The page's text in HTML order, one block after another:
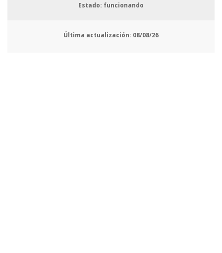
Estado: funcionando
Última actualización: 08/08/26